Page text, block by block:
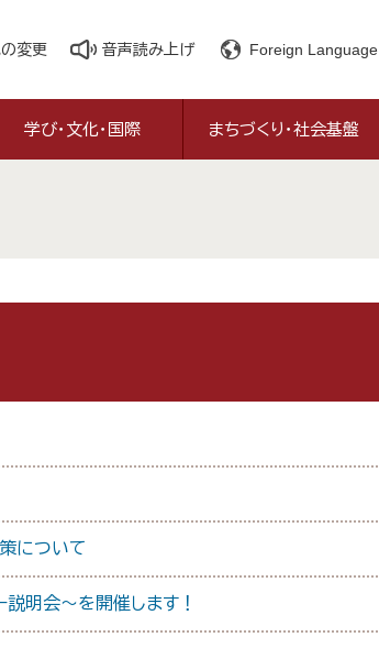
変更 音声読み上げ Foreign Language
学び・文化・国際 まちづくり・社会基盤
について
説明会～を開催します！